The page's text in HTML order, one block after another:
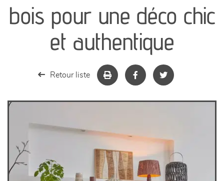
séjours
chambres et dressing
décoration
bois pour une déco chic
et authentique
Retour liste